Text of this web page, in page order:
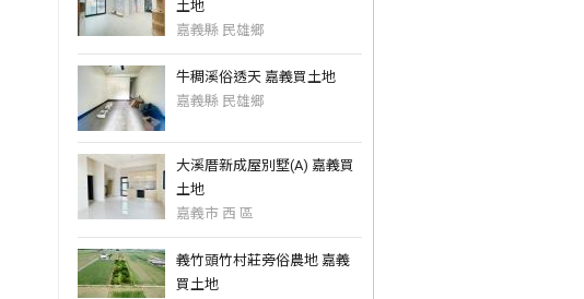
土地
嘉義縣 民雄鄉
牛稠溪俗透天 嘉義買土地
嘉義縣 民雄鄉
大溪厝新成屋別墅(A) 嘉義買
土地
嘉義市 西 區
義竹頭竹村莊旁俗農地 嘉義
買土地